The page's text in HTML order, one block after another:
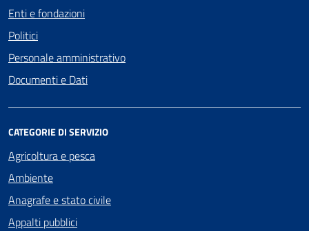
Enti e fondazioni
Politici
Personale amministrativo
Documenti e Dati
CATEGORIE DI SERVIZIO
Agricoltura e pesca
Ambiente
Anagrafe e stato civile
Appalti pubblici